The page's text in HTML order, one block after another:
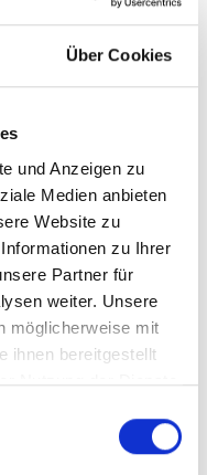
Über Cookies
und Anzeigen zu
Medien anbieten
Website zu
zu Ihrer
Partner für
weiter. Unsere
möglicherweise mit
ihnen bereitgestellt
Nutzung der Dienste